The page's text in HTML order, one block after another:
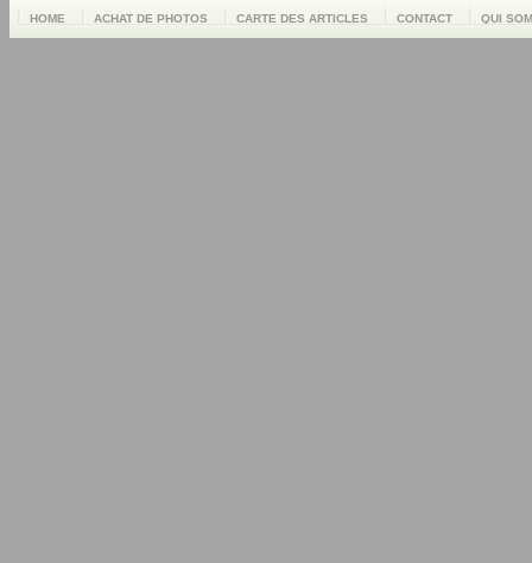
HOME ACHAT DE PHOTOS CARTE DES ARTICLES CONTACT QUI